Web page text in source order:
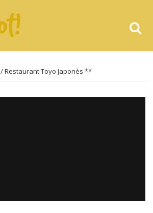
/ Restaurant Toyo Japonès **